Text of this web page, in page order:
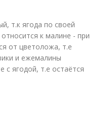
т.к ягода по своей
к малине - при
от цветоложа, т.е
и ежемалины
с ягодой, т.е остаётся